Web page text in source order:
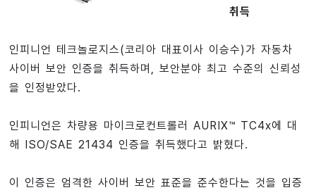
취득
인피니언 테크놀로지스(코리아 대표이사 이승수)가 자동차
사이버 보안 인증을 취득하며, 보안분야 최고 수준의 신뢰성
을 인정받았다.
인피니언은 차량용 마이크로컨트롤러 AURIX™ TC4x에 대
해 ISO/SAE 21434 인증을 취득했다고 밝혔다.
이 인증은 엄격한 사이버 보안 표준을 준수한다는 것을 입증